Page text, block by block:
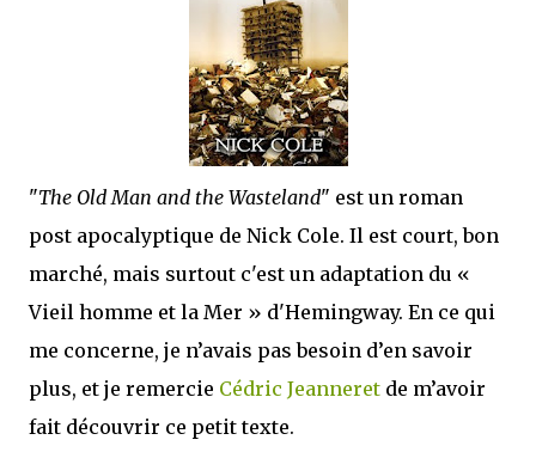
que Thomas connaissait et appréciait Olivier. Marlowe découvre une ville qu’il
ne connaissait pas, habitée par la méfiance, la peur et le rigorisme de la Ligue,
une ville pleine de mystères et de vieilles rancœurs. La Dame d...
"The Old Man and the Wasteland" est un roman
post apocalyptique de Nick Cole. Il est court, bon
marché, mais surtout c'est un adaptation du «
Vieil homme et la Mer » d'Hemingway. En ce qui
me concerne, je n’avais pas besoin d’en savoir
plus, et je remercie Cédric Jeanneret de m’avoir
fait découvrir ce petit texte.